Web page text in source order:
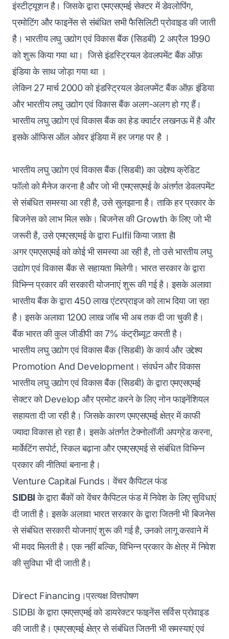
इंस्टीट्यूशन है। जिसके द्वारा एमएसएमई सेक्टर में डेवलोपिंग,
प्रमोटिंग और फाइनेंस से संबंधित सभी फैसिलिटी प्रोवाइड की जाती
है। भारतीय लघु उद्योग एवं विकास बैंक (सिडबी) 2 अप्रैल 1990
को शुरू किया गया था। जिसे इंडस्ट्रियल डेवलपमेंट बैंक ऑफ़
इंडिया के साथ जोड़ा गया था ।
लेकिन 27 मार्च 2000 को इंडस्ट्रियल डेवलपमेंट बैंक ऑफ़ इंडिया
और भारतीय लघु उद्योग एवं विकास बैंक अलग-अलग हो गए हैं।
भारतीय लघु उद्योग एवं विकास बैंक का हेड क्वार्टर लखनऊ में है और
इसके ऑफिस ऑल ओवर इंडिया में हर जगह पर है ।
भारतीय लघु उद्योग एवं विकास बैंक (सिडबी) का उद्देश्य क्रेडिट
फॉलो को मैनेज करना है और जो भी एमएसएमई के अंतर्गत डेवलपमेंट
से संबंधित समस्या आ रही है, उसे सुलझाना है। ताकि हर प्रकार के
बिजनेस को लाभ मिल सके। बिजनेस की Growth के लिए जो भी
जरूरी है, उसे एमएसएमई के द्वारा Fulfil किया जाता हैl
अगर एमएसएमई को कोई भी समस्या आ रही है, तो उसे भारतीय लघु
उद्योग एवं विकास बैंक से सहायता मिलेगी। भारत सरकार के द्वारा
विभिन्न प्रकार की सरकारी योजनाएं शुरू की गई है। इसके अलावा
भारतीय बैंक के द्वारा 450 लाख एंटरप्राइज को लाभ दिया जा रहा
है। इसके अलावा 1200 लाख जॉब भी अब तक दी जा चुकी है।
बैंक भारत की कुल जीडीपी का 7% कंट्रीब्यूट करती है।
भारतीय लघु उद्योग एवं विकास बैंक (सिडबी) के कार्य और उद्देश्य
Promotion And Development। संवर्धन और विकास
भारतीय लघु उद्योग एवं विकास बैंक (सिडबी) के द्वारा एमएसएमई
सेक्टर को Develop और प्रमोट करने के लिए नोन फाइनेंशियल
सहायता दी जा रही है। जिसके कारण एमएसएमई क्षेत्र में काफी
ज्यादा विकास हो रहा है। इसके अंतर्गत टेक्नोलॉजी अपग्रेड करना,
मार्केटिंग सपोर्ट, स्किल बढ़ाना और एमएसएमई से संबंधित विभिन्न
प्रकार की नीतियां बनाना है।
Venture Capital Funds। वेंचर कैपिटल फंड
SIDBIके द्वारा बैंकों को वेंचर कैपिटल फंड में निवेश के लिए सुविधाएं
दी जाती है। इसके अलावा भारत सरकार के द्वारा जितनी भी बिजनेस
से संबंधित सरकारी योजनाएं शुरू की गई है, उनको लागू करवाने में
भी मदद मिलती है। एक नहीं बल्कि, विभिन्न प्रकार के क्षेत्र में निवेश
की सुविधा भी दी जाती है।
Direct Financing।प्रत्यक्ष वित्तपोषण
SIDBI के द्वारा एमएसएमई को डायरेक्टर फाइनेंस सर्विस प्रोवाइड
की जाती है। एमएसएमई क्षेत्र से संबंधित जितनी भी समस्याएं एवं